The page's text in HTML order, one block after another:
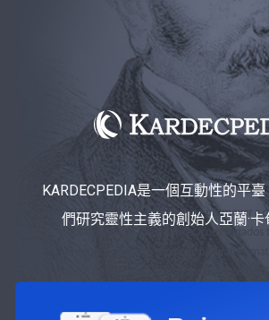
KARDECPEDIA是一個互動性的平
們研究靈性主義的創始人亞蘭·卡